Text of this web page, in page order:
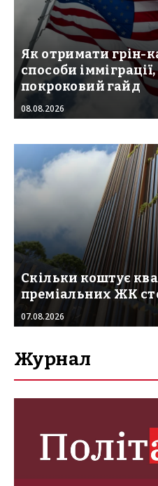
Як отримати грін-
способи
покроковий гайд
08.08.2026
Скільки коштує
преміальних ЖК
07.08.2026
Журнал